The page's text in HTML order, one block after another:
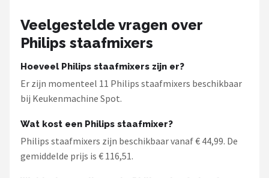
Veelgestelde vragen over
Philips staafmixers
Hoeveel Philips staafmixers zijn er?
Er zijn momenteel 11 Philips staafmixers beschikbaar
bij Keukenmachine Spot.
Wat kost een Philips staafmixer?
Philips staafmixers zijn beschikbaar vanaf € 44,99. De
gemiddelde prijs is € 116,51.